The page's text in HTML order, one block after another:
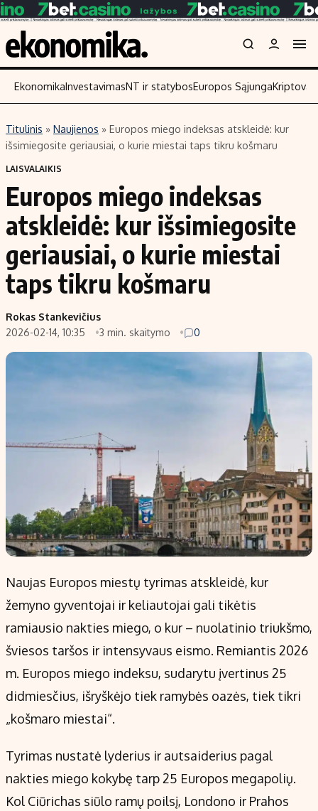
Turinys
Naujienos
Aplinka
Verslas
Energetika
Ekonomika
Politika
NT ir statybos
Skaitykite
Įmonės
Žemės ūkis
Technologijos
Laisvalaikis
Investavimas
Kriptovaliutos
Nedarbo išmokos skaičiuoklė
Indėlių skaičiuoklė
Įdomios naujienos
Redakcija
Apie mus
Redakcijos politika
Privatumo politika
Turinio žymėjimo taisyklės
EkonomikaInvestavimasNT ir statybosEuropos Sąjunga
Titulinis » Naujienos » Europos miego indeksas atskleidė: kur
išsimiegosite geriausiai, o kurie miestai taps tikru košmaru
LAISVALAIKIS
Europos miego indeksas
atskleidė: kur išsimiegosite
geriausiai, o kurie miestai
taps tikru košmaru
Rokas Stankevičius
2026-02-14, 10:35
3 min. skaitymo 0
Naujas Europos miestų tyrimas atskleidė, kur
žemyno gyventojai ir keliautojai gali tikėtis
ramiausio nakties miego, o kur – nuolatinio triukšmo,
šviesos taršos ir intensyvaus eismo. Remiantis 2026
m. Europos miego indeksu, sudarytu įvertinus 25
didmiesčius, išryškėjo tiek ramybės oazės, tiek tikri
„košmaro miestai“.
Tyrimas nustatė lyderius ir autsaiderius pagal
nakties miego kokybę tarp 25 Europos megapolių.
Kol Ciūrichas siūlo ramų poilsį, Londono ir Prahos